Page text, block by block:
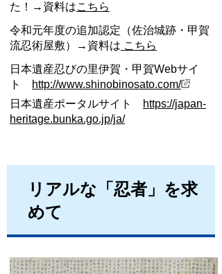
た！→資料はこちら
令和元年度の追加認定（佐治城跡・甲賀
流忍術屋敷）→資料は こちら
日本遺産忍びの里伊賀・甲賀Webサイ
ト
http://www.shinobinosato.com/
日本遺産ポータルサイト
https://japan-
heritage.bunka.go.jp/ja/
リアルな「忍者」を求
めて